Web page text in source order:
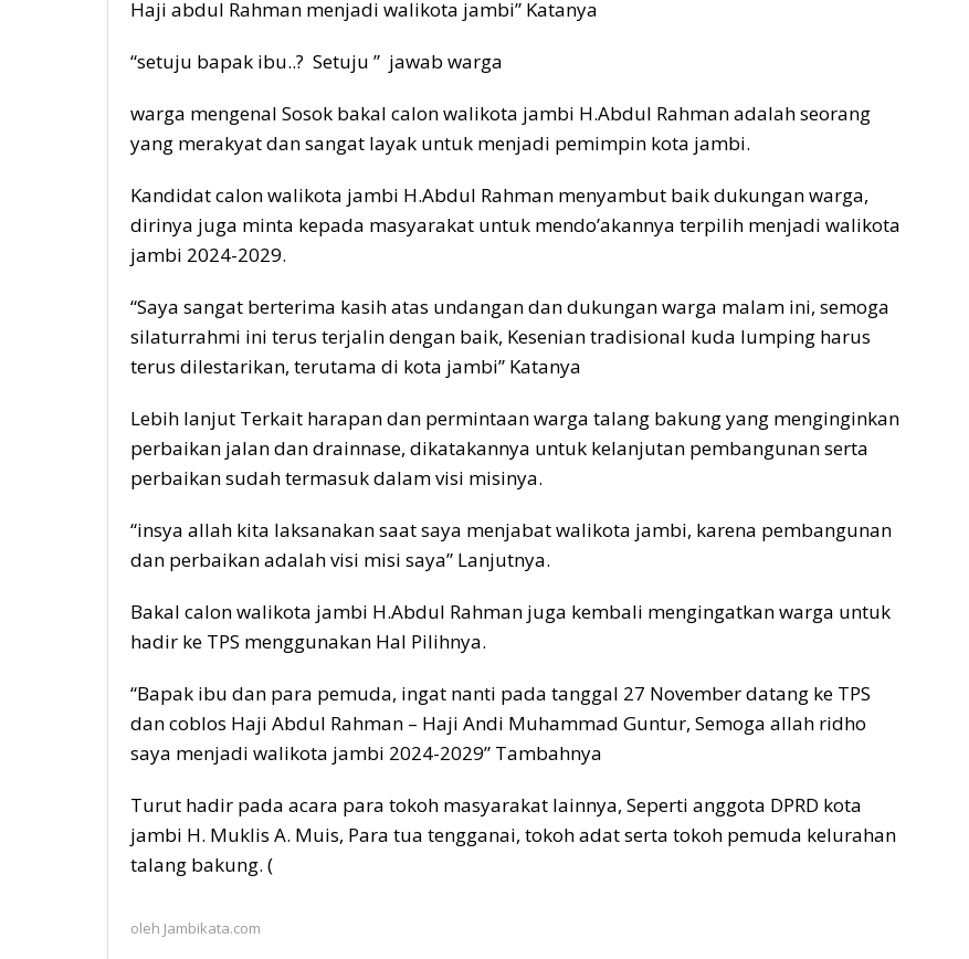
Haji abdul Rahman menjadi walikota jambi” Katanya
“setuju bapak ibu..? Setuju ” jawab warga
warga mengenal Sosok bakal calon walikota jambi H.Abdul Rahman adalah seorang
yang merakyat dan sangat layak untuk menjadi pemimpin kota jambi.
Kandidat calon walikota jambi H.Abdul Rahman menyambut baik dukungan warga,
dirinya juga minta kepada masyarakat untuk mendo’akannya terpilih menjadi walikota
jambi 2024-2029.
“Saya sangat berterima kasih atas undangan dan dukungan warga malam ini, semoga
silaturrahmi ini terus terjalin dengan baik, Kesenian tradisional kuda lumping harus
terus dilestarikan, terutama di kota jambi” Katanya
Lebih lanjut Terkait harapan dan permintaan warga talang bakung yang menginginkan
perbaikan jalan dan drainnase, dikatakannya untuk kelanjutan pembangunan serta
perbaikan sudah termasuk dalam visi misinya.
“insya allah kita laksanakan saat saya menjabat walikota jambi, karena pembangunan
dan perbaikan adalah visi misi saya” Lanjutnya.
Bakal calon walikota jambi H.Abdul Rahman juga kembali mengingatkan warga untuk
hadir ke TPS menggunakan Hal Pilihnya.
“Bapak ibu dan para pemuda, ingat nanti pada tanggal 27 November datang ke TPS
dan coblos Haji Abdul Rahman – Haji Andi Muhammad Guntur, Semoga allah ridho
saya menjadi walikota jambi 2024-2029” Tambahnya
Turut hadir pada acara para tokoh masyarakat lainnya, Seperti anggota DPRD kota
jambi H. Muklis A. Muis, Para tua tengganai, tokoh adat serta tokoh pemuda kelurahan
talang bakung. (
oleh Jambikata.com